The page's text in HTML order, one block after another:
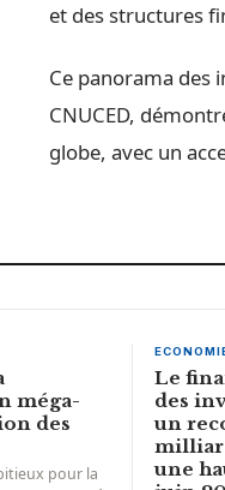
et des structures
Ce panorama des
CNUCED,
globe, avec un
méga-
des
pour la
Le
des
un
une